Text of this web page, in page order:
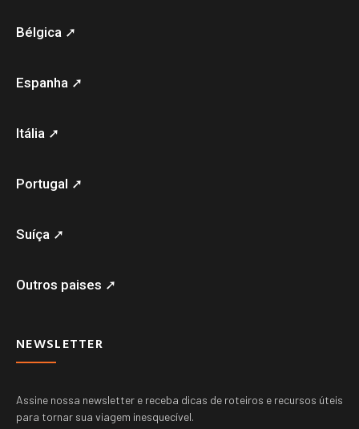
Bélgica ➚
Espanha ➚
Itália ➚
Portugal ➚
Suíça ➚
Outros paises ➚
NEWSLETTER
Assine nossa newsletter e receba dicas de roteiros e recursos úteis
para tornar sua viagem inesquecível.